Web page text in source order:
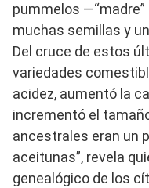
pummelos
muchas semillas y
Del cruce de estos
variedades
acidez, aumentó la
incrementó el
ancestrales eran un
aceitunas”, revela
genealógico de los